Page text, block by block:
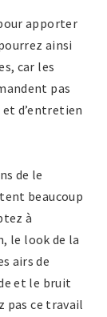
apporter
ainsi
car les
pas
d’entretien
de le
beaucoup
à
le look de la
airs de
et le bruit
pas ce travail